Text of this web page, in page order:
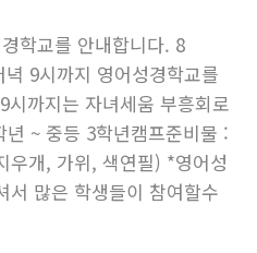
학교를 안내합니다. 8
9시까지 영어성경학교를
까지는 자녀세움 부흥회로
~ 중등 3학년캠프준비물 :
우개, 가위, 색연필) *영어성
서 많은 학생들이 참여할수